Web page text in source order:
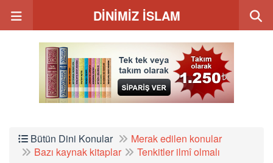
DİNİMİZ İSLAM
Bütün Dini Konular
Merak edilen konular
Bazı kaynak kitaplar
Tenkitler ilmî olmalı